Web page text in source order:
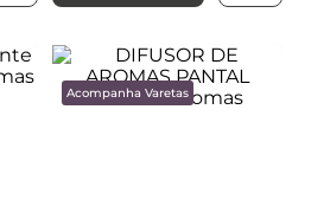
Acompanha Varetas